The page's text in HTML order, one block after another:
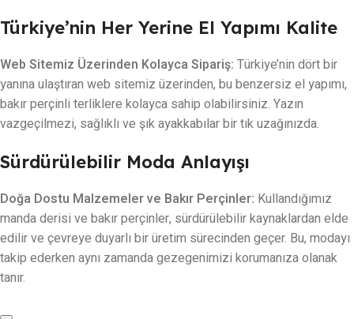
Türkiye’nin Her Yerine El Yapımı Kalite
Web Sitemiz Üzerinden Kolayca Sipariş: Türkiye’nin dört bir
yanına ulaştıran web sitemiz üzerinden, bu benzersiz el yapımı,
bakır perçinli terliklere kolayca sahip olabilirsiniz. Yazın
vazgeçilmezi, sağlıklı ve şık ayakkabılar bir tık uzağınızda.
Sürdürülebilir Moda Anlayışı
Doğa Dostu Malzemeler ve Bakır Perçinler: Kullandığımız
manda derisi ve bakır perçinler, sürdürülebilir kaynaklardan elde
edilir ve çevreye duyarlı bir üretim sürecinden geçer. Bu, modayı
takip ederken aynı zamanda gezegenimizi korumanıza olanak
tanır.